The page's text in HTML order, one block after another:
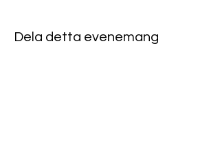
Dela detta evenemang